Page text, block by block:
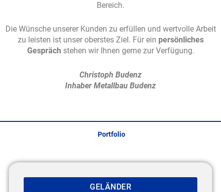
Bereich.
Die Wünsche unserer Kunden zu erfüllen und wertvolle Arbeit
zu leisten ist unser oberstes Ziel. Für ein persönliches
Gespräch stehen wir Ihnen gerne zur Verfügung.
Christoph Budenz
Inhaber Metallbau Budenz
Portfolio
GELÄNDER